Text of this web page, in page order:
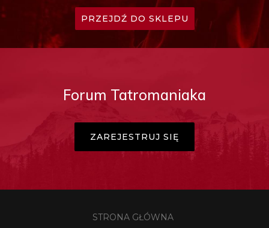
PRZEJDŹ DO SKLEPU
Forum Tatromaniaka
ZAREJESTRUJ SIĘ
STRONA GŁÓWNA